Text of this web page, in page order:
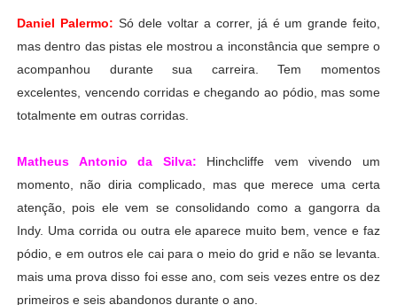
Daniel Palermo: Só dele voltar a correr, já é um grande feito,
mas dentro das pistas ele mostrou a inconstância que sempre o
acompanhou durante sua carreira. Tem momentos
excelentes, vencendo corridas e chegando ao pódio, mas some
totalmente em outras corridas.
Matheus Antonio da Silva: Hinchcliffe vem vivendo um
momento, não diria complicado, mas que merece uma certa
atenção, pois ele vem se consolidando como a gangorra da
Indy. Uma corrida ou outra ele aparece muito bem, vence e faz
pódio, e em outros ele cai para o meio do grid e não se levanta.
mais uma prova disso foi esse ano, com seis vezes entre os dez
primeiros e seis abandonos durante o ano.